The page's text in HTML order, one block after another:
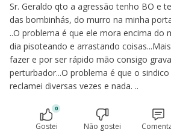
Sr. Geraldo qto a agressão tenho BO e
das bombinhás, do murro na minha
..O problema é que ele mora encima do
dia pisoteando e arrastando
fazer e por ser rápido mão consigo
perturbador...O problema é que o sindico
reclamei diversas vezes e nada. ..
0
Gostei Não gostei